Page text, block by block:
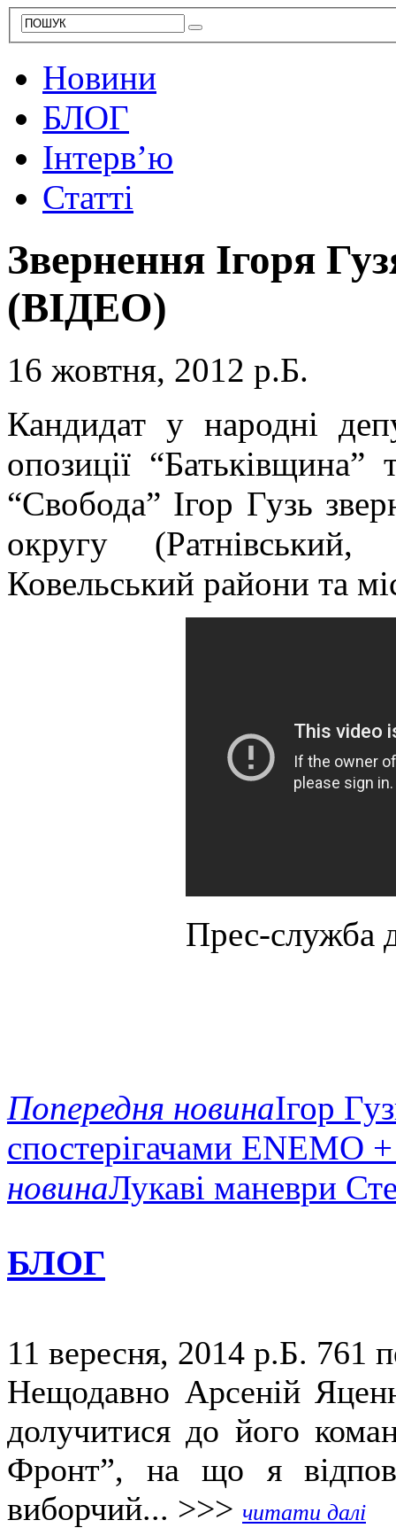
Новини
БЛОГ
Інтерв’ю
Статті
Звернення Ігоря
(ВІДЕО)
16 жовтня, 2012 р.Б.
Кандидат у народні
опозиції “Батьківщина”
“Свобода” Ігор Гузь
округу (Ратнівський,
Ковельський райони та
Прес-служба
Попередня новинаІгор
спостерігачами
новинаЛукаві маневри
БЛОГ
11 вересня, 2014 р.Б. 761
Нещодавно Арсеній
долучитися до його
Фронт”, на що я
виборчий... >>> читати далі